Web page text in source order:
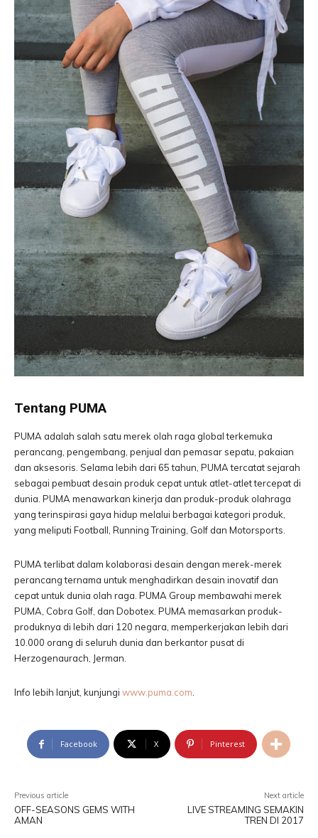
Tentang PUMA
PUMA adalah salah satu merek olah raga global terkemuka
perancang, pengembang, penjual dan pemasar sepatu, pakaian
dan aksesoris. Selama lebih dari 65 tahun, PUMA tercatat sejarah
sebagai pembuat desain produk cepat untuk atlet-atlet tercepat di
dunia. PUMA menawarkan kinerja dan produk-produk olahraga
yang terinspirasi gaya hidup melalui berbagai kategori produk,
yang meliputi Football, Running Training, Golf dan Motorsports.
PUMA terlibat dalam kolaborasi desain dengan merek-merek
perancang ternama untuk menghadirkan desain inovatif dan
cepat untuk dunia olah raga. PUMA Group membawahi merek
PUMA, Cobra Golf, dan Dobotex. PUMA memasarkan produk-
produknya di lebih dari 120 negara, memperkerjakan lebih dari
10.000 orang di seluruh dunia dan berkantor pusat di
Herzogenaurach, Jerman.
Info lebih lanjut, kunjungi www.puma.com
Facebook X Pinterest
Previous article
OFF-SEASONS GEMS WITH
AMAN
Next article
LIVE STREAMING SEMAKIN
TREN DI 2017